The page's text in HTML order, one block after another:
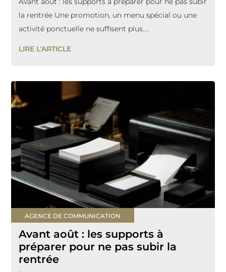
la rentrée Une promotion, un menu spécial ou une
activité ponctuelle ne suffisent plus....
LIRE L'ARTICLE
AGENCE DE COMMUNICATION
Avant août : les supports à
préparer pour ne pas subir la
rentrée